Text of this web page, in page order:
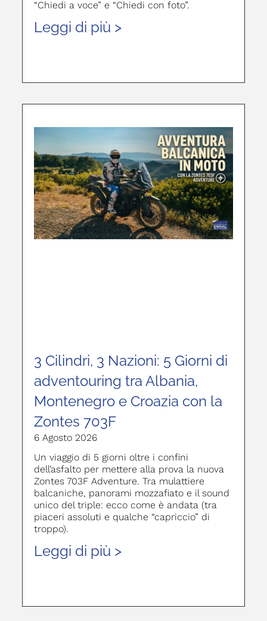
“Chiedi a voce” e “Chiedi con foto”.
Leggi di più >
3 Cilindri, 3 Nazioni: 5 Giorni di
adventouring tra Albania,
Montenegro e Croazia con la
Zontes 703F
6 Agosto 2026
Un viaggio di 5 giorni oltre i confini
dell’asfalto per mettere alla prova la nuova
Zontes 703F Adventure. Tra mulattiere
balcaniche, panorami mozzafiato e il sound
unico del triple: ecco come è andata (tra
piaceri assoluti e qualche “capriccio” di
troppo).
Leggi di più >